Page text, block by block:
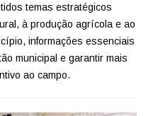
temas estratégicos
à produção agrícola e ao
informações essenciais
municipal e garantir mais
ao campo.